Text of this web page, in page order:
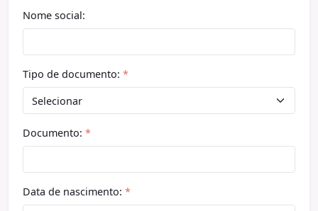
Nome social:
Tipo de documento: *
Documento: *
Data de nascimento: *